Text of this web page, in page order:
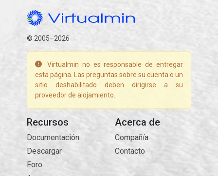
© 2005–2026
Virtualmin no es responsable de entregar
esta página. Las preguntas sobre su cuenta o un
sitio deshabilitado deben dirigirse a su
proveedor de alojamiento.
Recursos
Documentación
Descargar
Foro
Acerca de
Compañía
Contacto